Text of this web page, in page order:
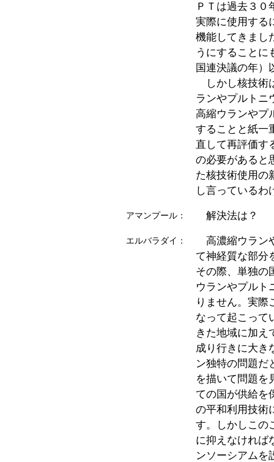
ＰＴは過去３０
実際に使用する
機能してきまし
うにすることに
国連決議の年）
しかし核技術
ランやプルトニ
高縮ウランやプ
することと紙一
直して再評価す
の必要があると
た核技術使用の
し言っているわ
アマンプール： 解決法は？
エルバラダイ：
高濃縮ウラン
て神経質な部分
その際、単独の
ウランやプルト
りません。実際
なって起こって
きた地域に加え
成り行きに大き
ン独特の問題だ
を描いて問題を
ての国が供給を
の平和利用技術
す。しかしこの
に抑えなければ
ンソーシアムを